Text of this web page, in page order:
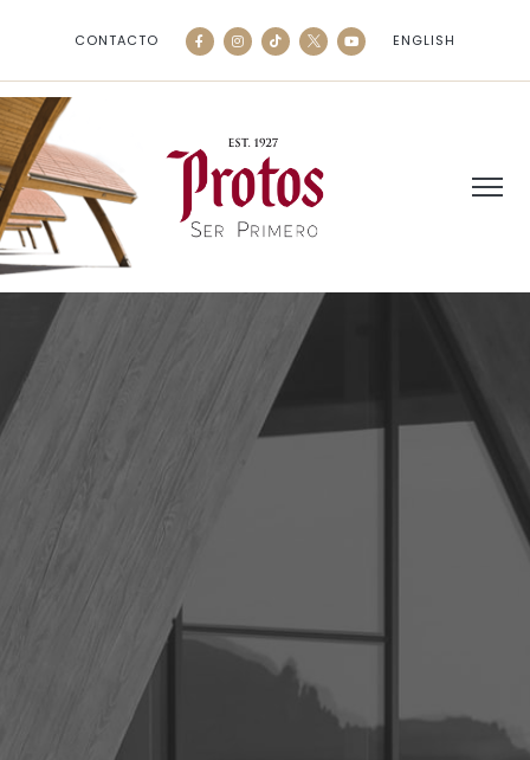
CONTACTO ENGLISH